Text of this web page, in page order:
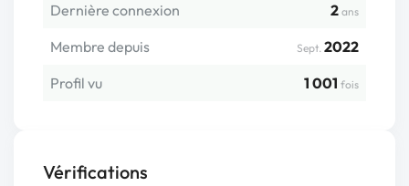
Dernière connexion 2 ans
Membre depuis Sept. 2022
Profil vu
1 001 fois
Vérifications